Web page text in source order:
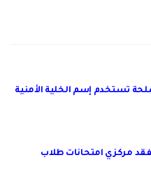
تستخدم إسم الخلية الأمنية
مركزي امتحانات طلاب